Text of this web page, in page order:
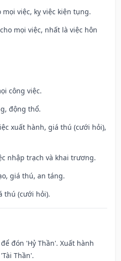
việc, kỵ việc kiện tụng.
mọi việc, nhất là việc hôn
công việc.
động thổ.
xuất hành, giá thú (cưới hỏi),
nhập trạch và khai trương.
giá thú, an táng.
thú (cưới hỏi).
đón 'Hỷ Thần'. Xuất hành
Thần'.